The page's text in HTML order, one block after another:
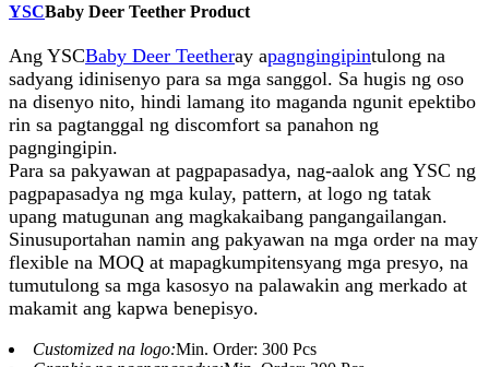
YSCBaby Deer Teether Product
Ang YSCBaby Deer Teetheray apagngingipintulong na
sadyang idinisenyo para sa mga sanggol. Sa hugis ng oso
na disenyo nito, hindi lamang ito maganda ngunit epektibo
rin sa pagtanggal ng discomfort sa panahon ng
pagngingipin.
Para sa pakyawan at pagpapasadya, nag-aalok ang YSC ng
pagpapasadya ng mga kulay, pattern, at logo ng tatak
upang matugunan ang magkakaibang pangangailangan.
Sinusuportahan namin ang pakyawan na mga order na may
flexible na MOQ at mapagkumpitensyang mga presyo, na
tumutulong sa mga kasosyo na palawakin ang merkado at
makamit ang kapwa benepisyo.
Customized na logo:Min. Order: 300 Pcs